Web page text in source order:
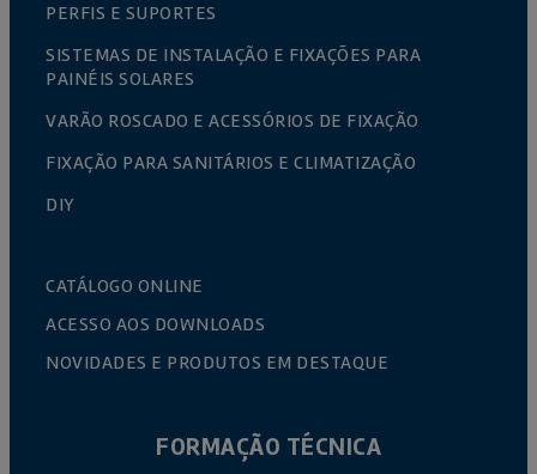
PERFIS E SUPORTES
SISTEMAS DE INSTALAÇÃO E FIXAÇÕES PARA
PAINÉIS SOLARES
VARÃO ROSCADO E ACESSÓRIOS DE FIXAÇÃO
FIXAÇÃO PARA SANITÁRIOS E CLIMATIZAÇÃO
DIY
CATÁLOGO ONLINE
ACESSO AOS DOWNLOADS
NOVIDADES E PRODUTOS EM DESTAQUE
FORMAÇÃO TÉCNICA